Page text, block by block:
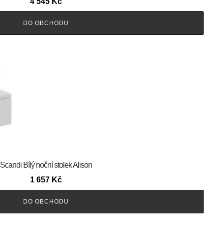
DO OBCHODU
Scandi Bílý noční stolek Alison
1 657 Kč
DO OBCHODU